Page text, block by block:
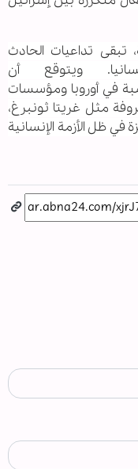
تبقى تداعيات الحادث
ويتوقع أن
في أوروبا ومؤسسات
مثل غريتا ثونبرغ،
ظل الأزمة الإنسانية